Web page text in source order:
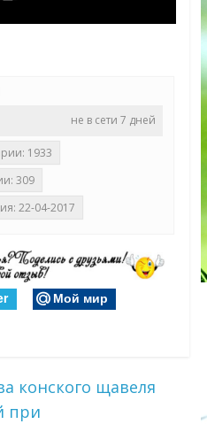
не в сети 7 дней
1933
309
22-04-2017
Мой мир
конского щавеля
при